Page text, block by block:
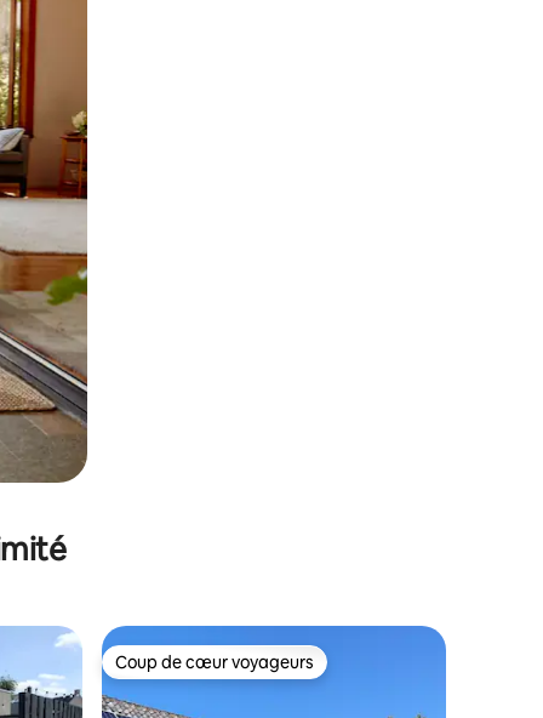
glisser.
Coup de cœur voyageurs
Coup de cœur voyageurs